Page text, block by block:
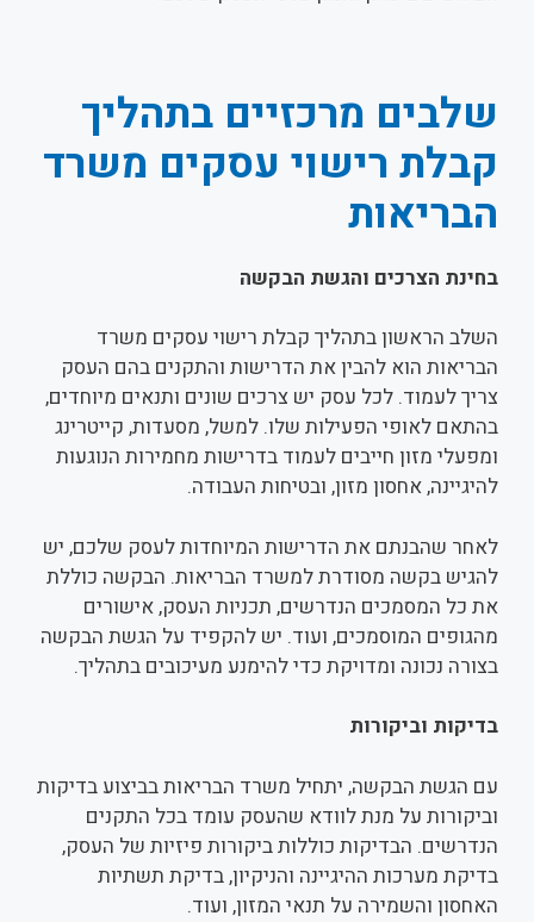
שלבים מרכזיים בתהליך
קבלת רישוי עסקים משרד
הבריאות
בחינת הצרכים והגשת הבקשה
השלב הראשון בתהליך קבלת רישוי עסקים משרד
הבריאות הוא להבין את הדרישות והתקנים בהם העסק
צריך לעמוד. לכל עסק יש צרכים שונים ותנאים מיוחדים,
בהתאם לאופי הפעילות שלו. למשל, מסעדות, קייטרינג
ומפעלי מזון חייבים לעמוד בדרישות מחמירות הנוגעות
להיגיינה, אחסון מזון, ובטיחות העבודה.
לאחר שהבנתם את הדרישות המיוחדות לעסק שלכם, יש
להגיש בקשה מסודרת למשרד הבריאות. הבקשה כוללת
את כל המסמכים הנדרשים, תכניות העסק, אישורים
מהגופים המוסמכים, ועוד. יש להקפיד על הגשת הבקשה
בצורה נכונה ומדויקת כדי להימנע מעיכובים בתהליך.
בדיקות וביקורות
עם הגשת הבקשה, יתחיל משרד הבריאות בביצוע בדיקות
וביקורות על מנת לוודא שהעסק עומד בכל התקנים
הנדרשים. הבדיקות כוללות ביקורות פיזיות של העסק,
בדיקת מערכות ההיגיינה והניקיון, בדיקת תשתיות
האחסון והשמירה על תנאי המזון, ועוד.